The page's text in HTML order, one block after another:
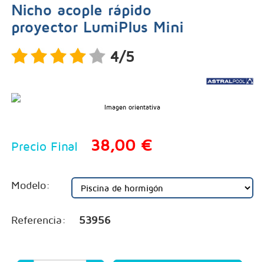
Nicho acople rápido
proyector LumiPlus Mini
4/5
Imagen orientativa
Precio Final 38,00 €
Modelo:
Referencia: 53956